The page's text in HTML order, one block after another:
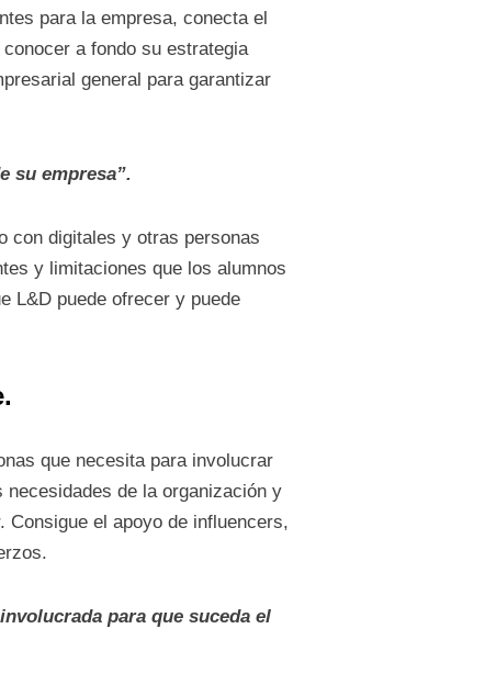
para la empresa, conecta el
a fondo su estrategia
general para garantizar
su empresa”.
con digitales y otras personas
y limitaciones que los alumnos
L&D puede ofrecer y puede
que necesita para involucrar
de la organización y
Consigue el apoyo de influencers,
para que suceda el